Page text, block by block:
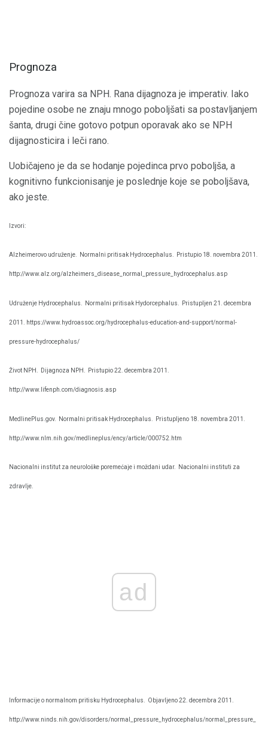
Prognoza
Prognoza varira sa NPH. Rana dijagnoza je imperativ. Iako
pojedine osobe ne znaju mnogo poboljšati sa postavljanjem
šanta, drugi čine gotovo potpun oporavak ako se NPH
dijagnosticira i leči rano.
Uobičajeno je da se hodanje pojedinca prvo poboljša, a
kognitivno funkcionisanje je poslednje koje se poboljšava,
ako jeste.
Izvori:
Alzheimerovo udruženje. Normalni pritisak Hydrocephalus. Pristupio 18. novembra 2011.
http://www.alz.org/alzheimers_disease_normal_pressure_hydrocephalus.asp
Udruženje Hydrocephalus. Normalni pritisak Hydorcephalus. Pristupljen 21. decembra
2011. https://www.hydroassoc.org/hydrocephalus-education-and-support/normal-
pressure-hydrocephalus/
Život NPH. Dijagnoza NPH. Pristupio 22. decembra 2011.
http://www.lifenph.com/diagnosis.asp
MedlinePlus.gov. Normalni pritisak Hydrocephalus. Pristupljeno 18. novembra 2011.
http://www.nlm.nih.gov/medlineplus/ency/article/000752.htm
Nacionalni institut za neurološke poremećaje i moždani udar. Nacionalni instituti za
zdravlje.
ad
Informacije o normalnom pritisku Hydrocephalus. Objavljeno 22. decembra 2011.
http://www.ninds.nih.gov/disorders/normal_pressure_hydrocephalus/normal_pressure_